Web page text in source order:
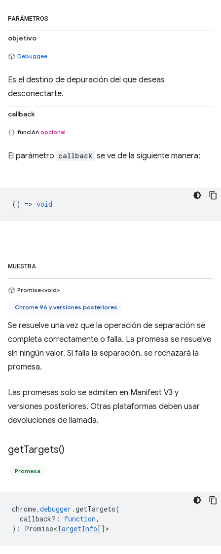
PARÁMETROS
objetivo
Debuggee
Es el destino de depuración del que deseas
desconectarte.
callback
función opcional
El parámetro callback se ve de la siguiente manera:
() => void
MUESTRA
Promise<void>
Chrome 96 y versiones posteriores
Se resuelve una vez que la operación de separación se
completa correctamente o falla. La promesa se resuelve
sin ningún valor. Si falla la separación, se rechazará la
promesa.
Las promesas solo se admiten en Manifest V3 y
versiones posteriores. Otras plataformas deben usar
devoluciones de llamada.
getTargets()
Promesa
chrome.debugger .getTargets(
callback? : function,
) : Promise<TargetInfo[] >